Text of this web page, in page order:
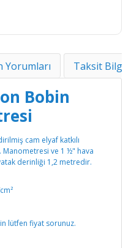
Yorumları Taksit
Bobin
cam elyaf katkılı
ve 1 ½" hava
derinliği 1,2 metredir.
lütfen fiyat sorunuz.